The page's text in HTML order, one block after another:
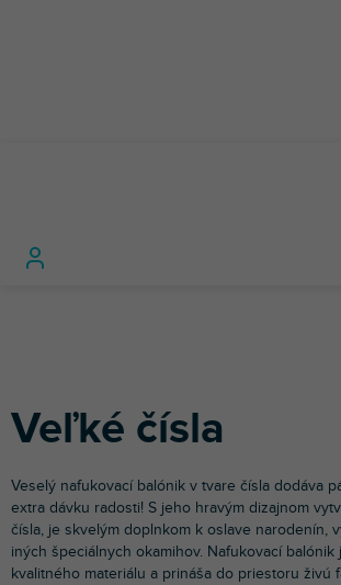
Veľké čísla
Veselý nafukovací balónik v tvare čísla dodáva
extra dávku radosti! S jeho hravým dizajnom
čísla, je skvelým doplnkom k oslave narodenín,
iných špeciálnych okamihov. Nafukovací
kvalitného materiálu a prináša do priestoru živú